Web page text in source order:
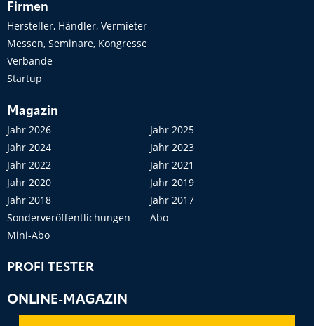
Firmen
Hersteller, Händler, Vermieter
Messen, Seminare, Kongresse
Verbände
Startup
Magazin
Jahr 2026
Jahr 2025
Jahr 2024
Jahr 2023
Jahr 2022
Jahr 2021
Jahr 2020
Jahr 2019
Jahr 2018
Jahr 2017
Sonderveröffentlichungen
Abo
Mini-Abo
PROFI TESTER
ONLINE-MAGAZIN